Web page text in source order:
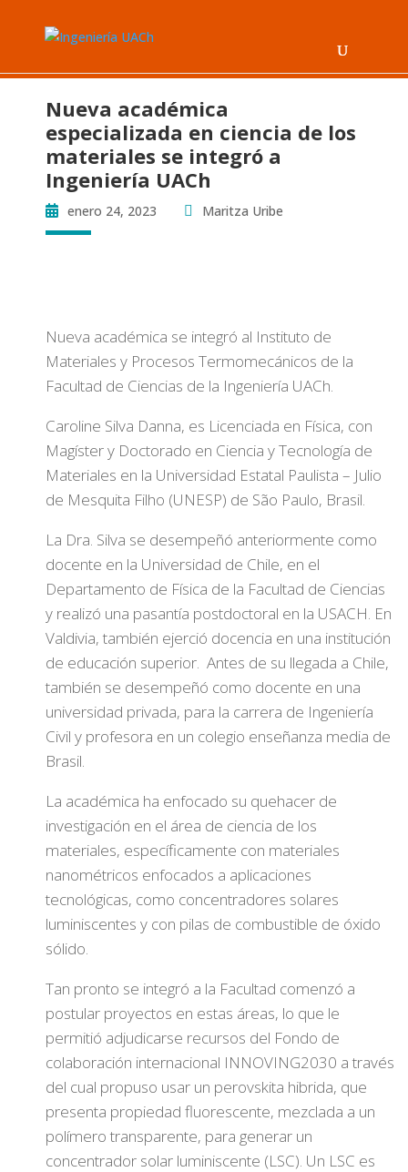
Nueva académica
especializada en ciencia de los
materiales se integró a
Ingeniería UACh
enero 24, 2023 Maritza Uribe
Nueva académica se integró al Instituto de
Materiales y Procesos Termomecánicos de la
Facultad de Ciencias de la Ingeniería UACh.
Caroline Silva Danna, es Licenciada en Física, con
Magíster y Doctorado en Ciencia y Tecnología de
Materiales en la Universidad Estatal Paulista – Julio
de Mesquita Filho (UNESP) de São Paulo, Brasil.
La Dra. Silva se desempeñó anteriormente como
docente en la Universidad de Chile, en el
Departamento de Física de la Facultad de Ciencias
y realizó una pasantía postdoctoral en la USACH. En
Valdivia, también ejerció docencia en una institución
de educación superior. Antes de su llegada a Chile,
también se desempeñó como docente en una
universidad privada, para la carrera de Ingeniería
Civil y profesora en un colegio enseñanza media de
Brasil.
La académica ha enfocado su quehacer de
investigación en el área de ciencia de los
materiales, específicamente con materiales
nanométricos enfocados a aplicaciones
tecnológicas, como concentradores solares
luminiscentes y con pilas de combustible de óxido
sólido.
Tan pronto se integró a la Facultad comenzó a
postular proyectos en estas áreas, lo que le
permitió adjudicarse recursos del Fondo de
colaboración internacional INNOVING2030 a través
del cual propuso usar un perovskita hibrida, que
presenta propiedad fluorescente, mezclada a un
polímero transparente, para generar un
concentrador solar luminiscente (LSC). Un LSC es